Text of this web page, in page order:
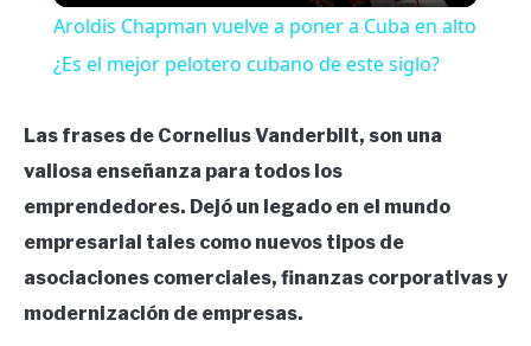
Aroldis Chapman vuelve a poner a Cuba en alto
¿Es el mejor pelotero cubano de este siglo?
Las frases de Cornelius Vanderbilt, son una
valiosa enseñanza para todos los
emprendedores. Dejó un legado en el mundo
empresarial tales como nuevos tipos de
asociaciones comerciales, finanzas corporativas y
modernización de empresas.